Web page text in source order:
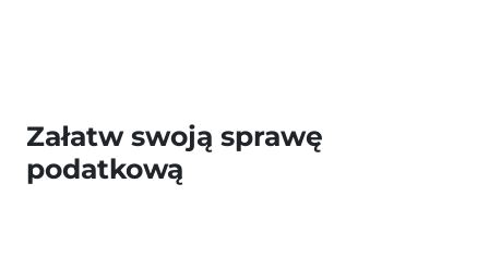
Załatw swoją sprawę
podatkową